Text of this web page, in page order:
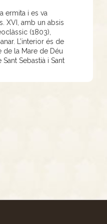
ermita i es va
XVI, amb un absis
(1803),
L’interior és de
de la Mare de Déu
Sebastià i Sant